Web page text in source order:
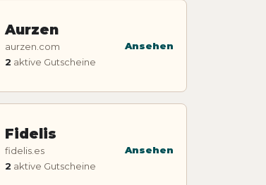
Aurzen
aurzen.com
2 aktive Gutscheine
Ansehen
Fidelis
fidelis.es
2 aktive Gutscheine
Ansehen